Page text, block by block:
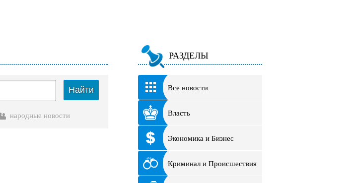
Найти
народные новости
РАЗДЕЛЫ
Все новости
Власть
Экономика и Бизнес
Криминал и Происшествия